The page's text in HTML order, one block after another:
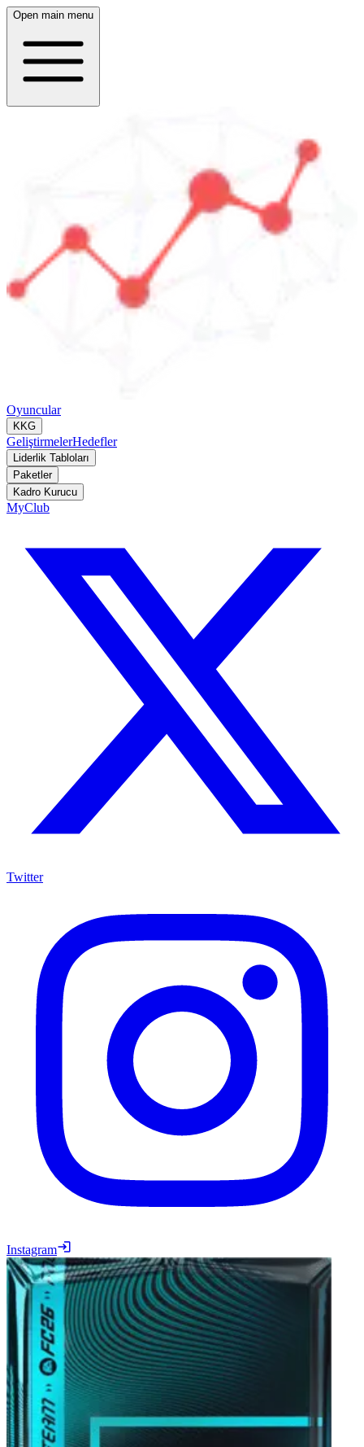
Open main menu
Oyuncular
KKG
GeliştirmelerHedefler
Liderlik Tabloları
Paketler
Kadro Kurucu
MyClub
Twitter
Instagram